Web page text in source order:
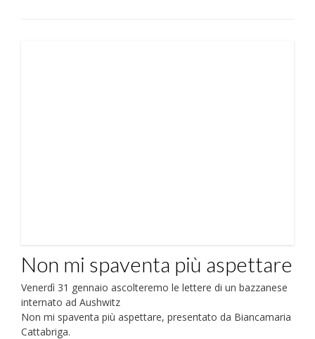
Non mi spaventa più aspettare
Venerdì 31 gennaio ascolteremo le lettere di un bazzanese
internato ad Aushwitz
Non mi spaventa più aspettare, presentato da Biancamaria
Cattabriga.